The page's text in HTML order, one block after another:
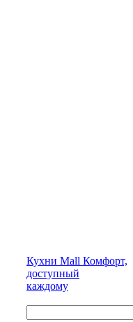
Кухни Mall Комфорт,
доступный
каждому